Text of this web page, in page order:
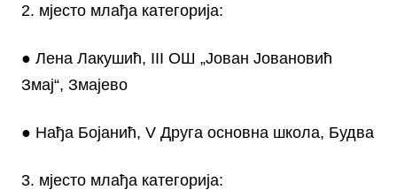
2. мјесто млађа категорија:
● Лена Лакушић, III ОШ „Јован Јовановић
Змај“, Змајево
● Нађа Бојанић, V Друга основна школа, Будва
3. мјесто млађа категорија: